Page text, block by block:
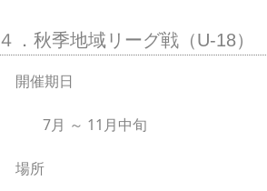
４．秋季地域リーグ戦（U-18）
開催期日
7月 ～ 11月中旬
場所